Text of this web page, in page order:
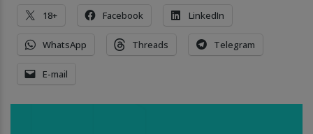
18+ Facebook LinkedIn
WhatsApp Threads Telegram
E-mail